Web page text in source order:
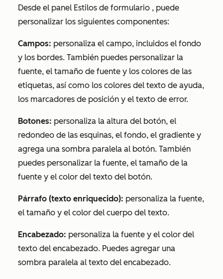
Desde el panel Estilos de formulario , puede
personalizar los siguientes componentes:
Campos: personaliza el campo, incluidos el fondo
y los bordes. También puedes personalizar la
fuente, el tamaño de fuente y los colores de las
etiquetas, así como los colores del texto de ayuda,
los marcadores de posición y el texto de error.
Botones: personaliza la altura del botón, el
redondeo de las esquinas, el fondo, el gradiente y
agrega una sombra paralela al botón. También
puedes personalizar la fuente, el tamaño de la
fuente y el color del texto del botón.
Párrafo (texto enriquecido): personaliza la fuente,
el tamaño y el color del cuerpo del texto.
Encabezado: personaliza la fuente y el color del
texto del encabezado. Puedes agregar una
sombra paralela al texto del encabezado.